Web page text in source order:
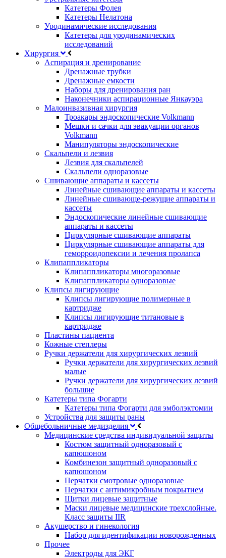
Катетеры Фолея
Катетеры Нелатона
Уродинамические исследования
Катетеры для уродинамических
исследований
Хирургия
Аспирация и дренирование
Дренажные трубки
Дренажные емкости
Наборы для дренирования ран
Наконечники аспирационные Янкауэра
Малоинвазивная хирургия
Троакары эндоскопические Volkmann
Мешки и сачки для эвакуации органов
Volkmann
Манипуляторы эндоскопические
Скальпели и лезвия
Лезвия для скальпелей
Скальпели одноразовые
Сшивающие аппараты и кассеты
Линейные сшивающие аппараты и кассеты
Линейные сшивающе-режущие аппараты и
кассеты
Эндоскопические линейные сшивающие
аппараты и кассеты
Циркулярные сшивающие аппараты
Циркулярные сшивающие аппараты для
геморроидопексии и лечения пролапса
Клипаппликаторы
Клипаппликаторы многоразовые
Клипаппликаторы одноразовые
Клипсы лигирующие
Клипсы лигирующие полимерные в
картридже
Клипсы лигирующие титановые в
картридже
Пластины пациента
Кожные степлеры
Ручки держатели для хирургических лезвий
Ручки держатели для хирургических лезвий
малые
Ручки держатели для хирургических лезвий
большие
Катетеры типа Фогарти
Катетеры типа Фогарти для эмболэктомии
Устройства для защиты раны
Общебольничные медизделия
Медицинские средства индивидуальной защиты
Костюм защитный одноразовый с
капюшоном
Комбинезон защитный одноразовый с
капюшоном
Перчатки смотровые одноразовые
Перчатки с антимикробным покрытием
Щитки лицевые защитные
Маски лицевые медицинские трехслойные.
Класс защиты IIR
Акушерство и гинекология
Набор для идентификации новорожденных
Прочее
Электроды для ЭКГ